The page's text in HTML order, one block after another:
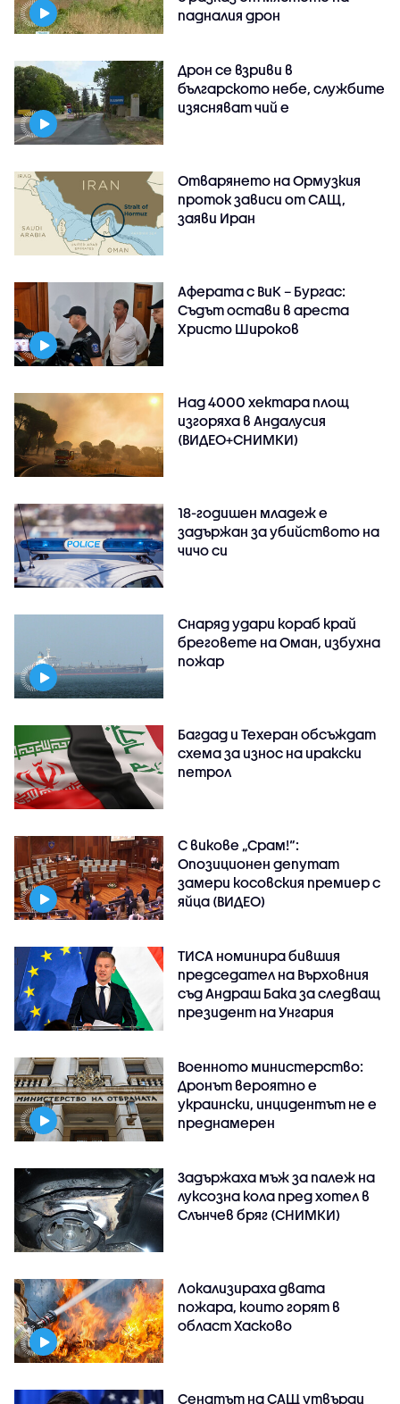
падналия дрон
Дрон се взриви в
българското небе, службите
изясняват чий е
Отварянето на Ормузкия
проток зависи от САЩ,
заяви Иран
Аферата с ВиК – Бургас:
Съдът остави в ареста
Христо Широков
Над 4000 хектара площ
изгоряха в Андалусия
(ВИДЕО+СНИМКИ)
18-годишен младеж е
задържан за убийството на
чичо си
Снаряд удари кораб край
бреговете на Оман, избухна
пожар
Багдад и Техеран обсъждат
схема за износ на иракски
петрол
С викове „Срам!“:
Опозиционен депутат
замери косовския премиер с
яйца (ВИДЕО)
ТИСА номинира бившия
председател на Върховния
съд Андраш Бака за следващ
президент на Унгария
Военното министерство:
Дронът вероятно е
украински, инцидентът не е
преднамерен
Задържаха мъж за палеж на
луксозна кола пред хотел в
Слънчев бряг (СНИМКИ)
Локализираха двата
пожара, които горят в
област Хасково
Сенатът на САЩ утвърди